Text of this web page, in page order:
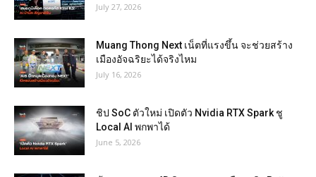
July 27, 2026
Muang Thong Next เน็ตที่แรงขึ้น จะช่วยสร้าง
เมืองอัจฉริยะได้จริงไหม
July 16, 2026
ชิป SoC ตัวใหม่ เปิดตัว Nvidia RTX Spark ชู
Local AI พกพาได้
June 5, 2026